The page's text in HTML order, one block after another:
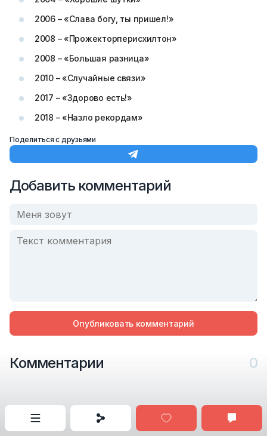
2006 – «Слава богу, ты пришел!»
2008 – «Прожекторперисхилтон»
2008 – «Большая разница»
2010 – «Случайные связи»
2017 – «Здорово есть!»
2018 – «Назло рекордам»
Поделиться с друзьями
Добавить комментарий
Опубликовать комментарий
Комментарии 0